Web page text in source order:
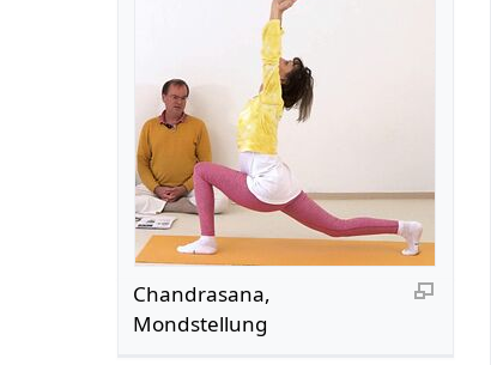
Chandrasana,
Mondstellung